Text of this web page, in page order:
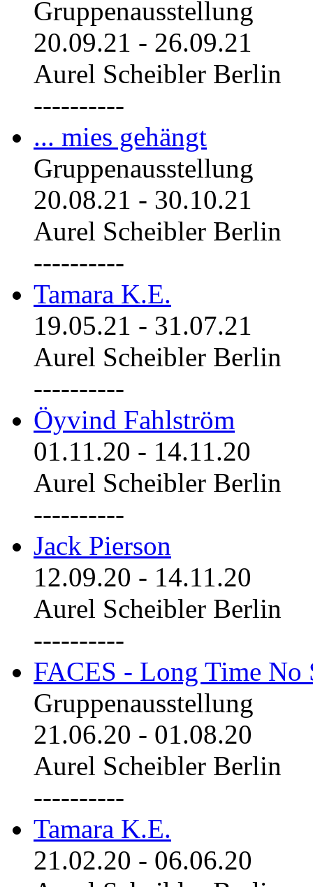
Gruppenausstellung
20.09.21 - 26.09.21
Aurel Scheibler Berlin
----------
... mies gehängt
Gruppenausstellung
20.08.21 - 30.10.21
Aurel Scheibler Berlin
----------
Tamara K.E.
19.05.21 - 31.07.21
Aurel Scheibler Berlin
----------
Öyvind Fahlström
01.11.20 - 14.11.20
Aurel Scheibler Berlin
----------
Jack Pierson
12.09.20 - 14.11.20
Aurel Scheibler Berlin
----------
FACES - Long Time No
Gruppenausstellung
21.06.20 - 01.08.20
Aurel Scheibler Berlin
----------
Tamara K.E.
21.02.20 - 06.06.20